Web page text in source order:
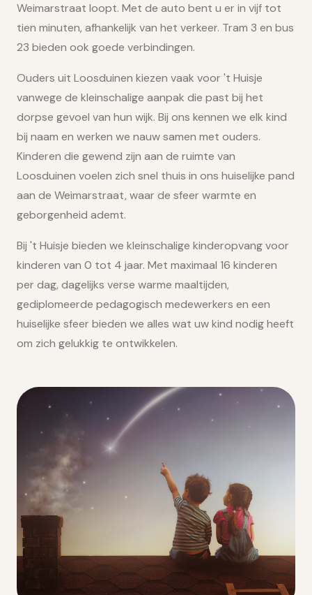
Weimarstraat loopt. Met de auto bent u er in vijf tot
tien minuten, afhankelijk van het verkeer. Tram 3 en bus
23 bieden ook goede verbindingen.
Ouders uit Loosduinen kiezen vaak voor 't Huisje
vanwege de kleinschalige aanpak die past bij het
dorpse gevoel van hun wijk. Bij ons kennen we elk kind
bij naam en werken we nauw samen met ouders.
Kinderen die gewend zijn aan de ruimte van
Loosduinen voelen zich snel thuis in ons huiselijke pand
aan de Weimarstraat, waar de sfeer warmte en
geborgenheid ademt.
Bij 't Huisje bieden we kleinschalige kinderopvang voor
kinderen van 0 tot 4 jaar. Met maximaal 16 kinderen
per dag, dagelijks verse warme maaltijden,
gediplomeerde pedagogisch medewerkers en een
huiselijke sfeer bieden we alles wat uw kind nodig heeft
om zich gelukkig te ontwikkelen.